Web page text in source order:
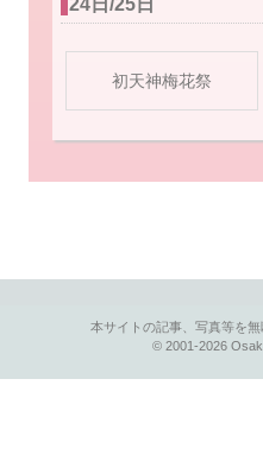
初天神梅花祭
本サイトの記事、写真等を無
© 2001-2026